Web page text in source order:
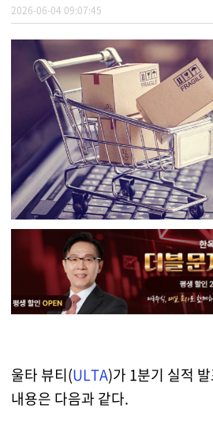
2026-06-04 09:07:45
울타 뷰티(ULTA)가 1분기 실적
내용은 다음과 같다.